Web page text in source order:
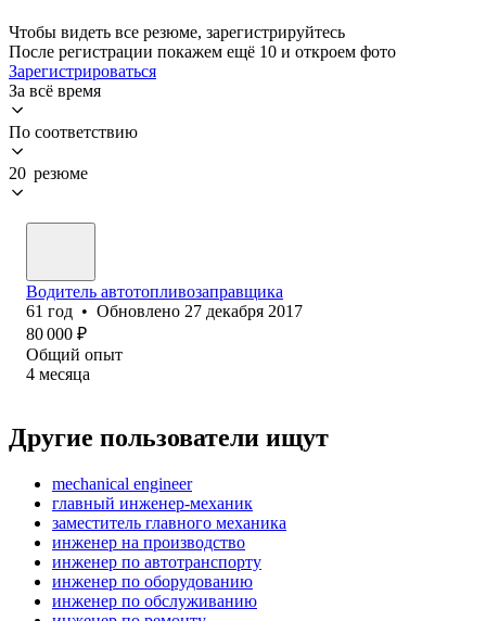
Чтобы видеть все резюме, зарегистрируйтесь
После регистрации покажем ещё 10 и откроем фото
Зарегистрироваться
За всё время
По соответствию
20 резюме
Водитель автотопливозаправщика
61 год • Обновлено 27 декабря 2017
80 000 ₽
Общий опыт
4 месяца
Другие пользователи ищут
mechanical engineer
главный инженер-механик
заместитель главного механика
инженер на производство
инженер по автотранспорту
инженер по оборудованию
инженер по обслуживанию